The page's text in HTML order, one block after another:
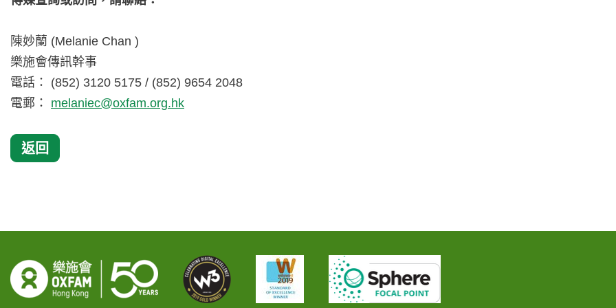
陳妙蘭 (Melanie Chan )
樂施會傳訊幹事
電話： (852) 3120 5175 / (852) 9654 2048
電郵： melaniec@oxfam.org.hk
返回